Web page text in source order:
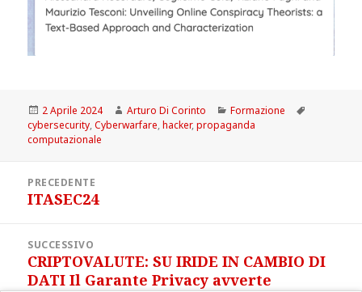
Scritto
il
2 Aprile 2024 Autore
Arturo Di Corinto Categorie
Formazione
cybersecurity,Cyberwarfare,hacker,propaganda
computazionale
articoliPRECEDENTE
Articolo
ITASEC24
SUCCESSIVO
Articolo
successivo:
CRIPTOVALUTE: SU IRIDE IN CAMBIO DI
DATI Il Garante Privacy avverte